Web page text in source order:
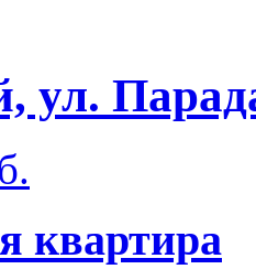
ул.
квартира